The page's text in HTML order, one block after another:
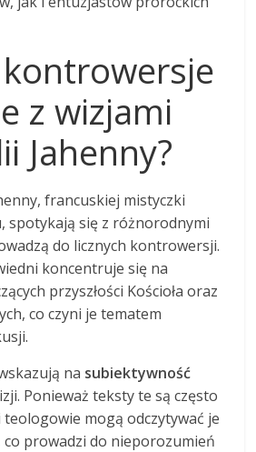
kontrowersje
z wizjami
Jahenny?
francuskiej mistyczki
spotykają się z różnorodnymi
do licznych kontrowersji.
koncentruje się na
przyszłości Kościoła oraz
co czyni je tematem
na subiektywność
Ponieważ teksty te są często
mogą odczytywać je
prowadzi do nieporozumień